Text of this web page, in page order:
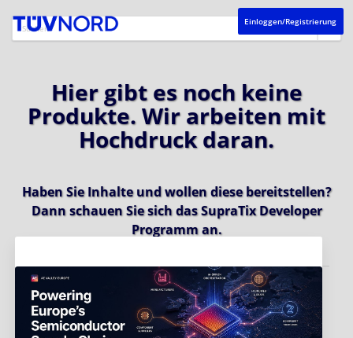
Einloggen/Registrierung
Hier gibt es noch keine
Produkte. Wir arbeiten mit
Hochdruck daran.
Haben Sie Inhalte und wollen diese bereitstellen?
Dann schauen Sie sich dasSupraTix Developer
Programman.